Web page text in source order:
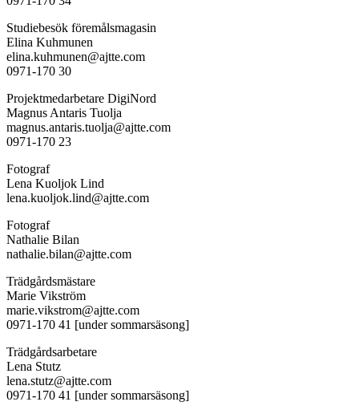
Studiebesök föremålsmagasin
Elina Kuhmunen
elina.kuhmunen@ajtte.com
0971-170 30
Projektmedarbetare DigiNord
Magnus Antaris Tuolja
magnus.antaris.tuolja@ajtte.com
0971-170 23
Fotograf
Lena Kuoljok Lind
lena.kuoljok.lind@ajtte.com
Fotograf
Nathalie Bilan
nathalie.bilan@ajtte.com
Trädgårdsmästare
Marie Vikström
marie.vikstrom@ajtte.com
0971-170 41 [under sommarsäsong]
Trädgårdsarbetare
Lena Stutz
lena.stutz@ajtte.com
0971-170 41 [under sommarsäsong]